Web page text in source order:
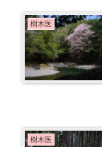
樹木医
樹木医